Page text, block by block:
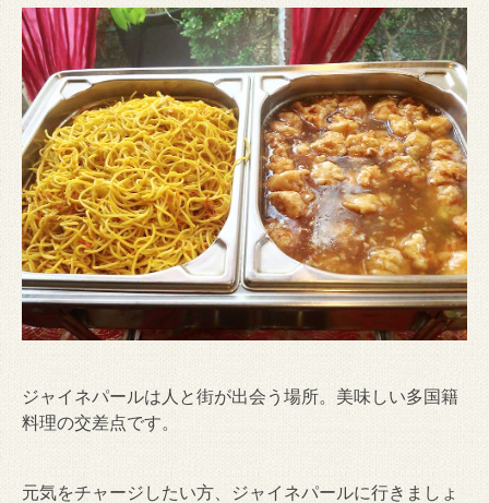
ジャイネパールは人と街が出会う場所。美味しい多国籍
料理の交差点です。
元気をチャージしたい方、ジャイネパールに行きましょ